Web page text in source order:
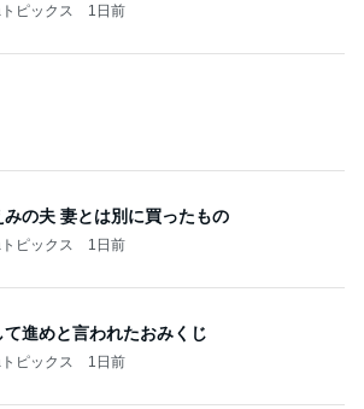
ピックス 1日前
みの夫 妻とは別に買ったもの
ピックス 1日前
て進めと言われたおみくじ
ピックス 1日前